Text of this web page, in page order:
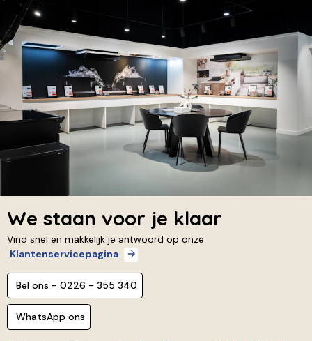
We staan voor je klaar
Vind snel en makkelijk je antwoord op onze
Klantenservicepagina
Bel ons - 0226 - 355 340
WhatsApp ons